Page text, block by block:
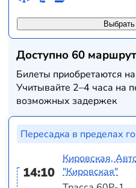
Доступно 60
Билеты приобретаются
Учитывайте 2–4 часа на
возможных задержек
Пересадка в пределах
14:10
Кировская,
"Кировская"